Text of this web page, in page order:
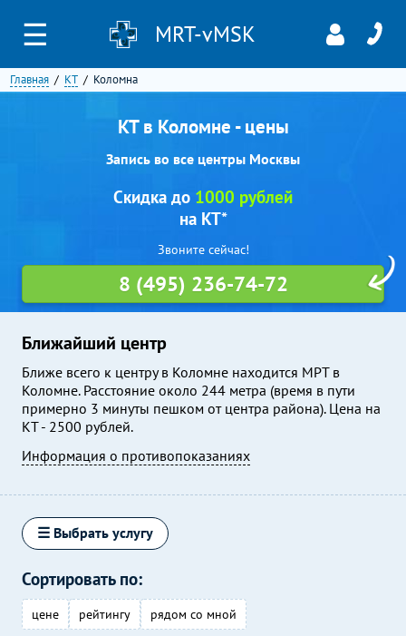
☰ MRT-vMSK
Главная КТ Коломна
КТ в Коломне - цены
Запись во все центры Москвы
Ближайший центр
Ближе всего к центру в Коломне находится МРТ в
Коломне. Расстояние около 244 метра (время в пути
примерно 3 минуты пешком от центра района). Цена на
КТ - 2500 рублей.
Информация о противопоказаниях
Скидка до 1000 рублей
на КТ*
Звоните сейчас!
8 (495) 236-74-72
☰ Выбрать услугу
Сортировать по:
цене рейтингу рядом со мной